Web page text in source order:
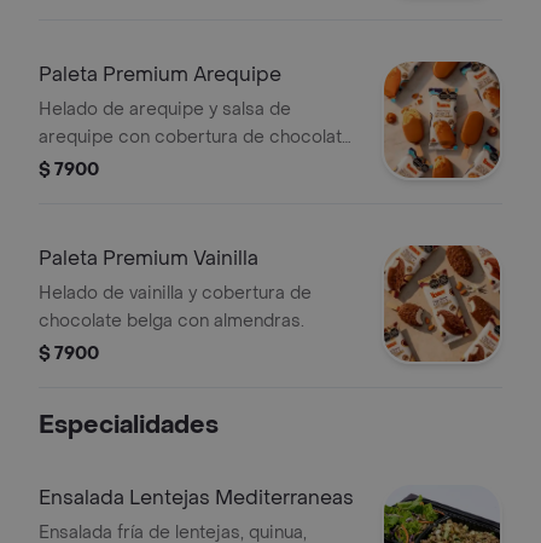
Paleta Premium Arequipe
Helado de arequipe y salsa de
arequipe con cobertura de chocolate
gold belga.
$ 7900
Paleta Premium Vainilla
Helado de vainilla y cobertura de
chocolate belga con almendras.
$ 7900
Especialidades
Ensalada Lentejas Mediterraneas
Ensalada fría de lentejas, quinua,